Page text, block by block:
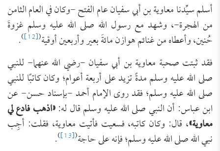
أسلم سيِّدنا معاوية بن أبي سفيان عام الفتح -وكان في العام الثامن
من الهجرة-، وشهد مع رسول الله صلى الله عليه وسلم غزوةَ
حُنين، وأعطاه من غنائم هوازن مائةَ بعير وأربعين أوقية(
[12]
)
.
فقد ثبتت صحبة معاوية بن أبي سفيان -رضي الله عنهما- للنبي
صلى الله عليه وسلم مدةً تزيد على أربعة أعوام؛ وكان كاتبًا للنبي
صلى الله عليه وسلم؛ فقد روى الإمام أحمد -بإسناد حسن- عن
ابن عباس: أن النبي صلى الله عليه وسلم قال له:«اذهب فادع لي
معاوية»، قال: وكان كاتبه، فسعيت فأتيت معاوية، فقلت: أجِب
نبي الله صلى الله عليه وسلم؛ فإنه على حاجة(
[13]
)
.